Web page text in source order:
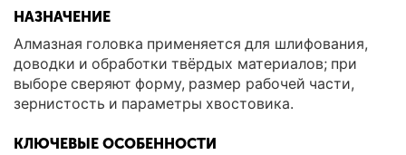
НАЗНАЧЕНИЕ
Алмазная головка применяется для шлифования,
доводки и обработки твёрдых материалов; при
выборе сверяют форму, размер рабочей части,
зернистость и параметры хвостовика.
КЛЮЧЕВЫЕ ОСОБЕННОСТИ